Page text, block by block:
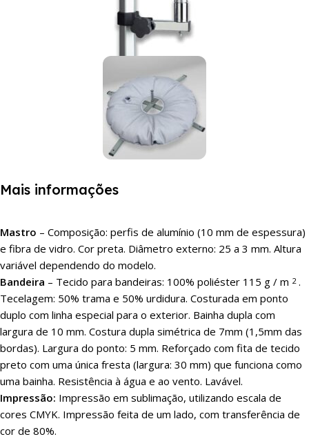
Mais informações
Mastro – Composição: perfis de alumínio (10 mm de espessura)
e fibra de vidro. Cor preta. Diâmetro externo: 25 a 3 mm. Altura
variável dependendo do modelo.
Bandeira – Tecido para bandeiras: 100% poliéster 115 g / m 2.
Tecelagem: 50% trama e 50% urdidura. Costurada em ponto
duplo com linha especial para o exterior. Bainha dupla com
largura de 10 mm. Costura dupla simétrica de 7mm (1,5mm das
bordas). Largura do ponto: 5 mm. Reforçado com fita de tecido
preto com uma única fresta (largura: 30 mm) que funciona como
uma bainha. Resistência à água e ao vento. Lavável.
Impressão: Impressão em sublimação, utilizando escala de
cores CMYK. Impressão feita de um lado, com transferência de
cor de 80%.